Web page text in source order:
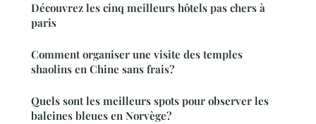
Découvrez les cinq meilleurs hôtels pas chers à
paris
Comment organiser une visite des temples
shaolins en Chine sans frais?
Quels sont les meilleurs spots pour observer les
baleines bleues en Norvège?